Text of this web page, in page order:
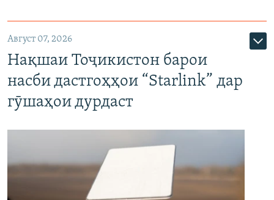
Август 07, 2026
Нақшаи Тоҷикистон барои
насби дастгоҳҳои “Starlink” дар
гӯшаҳои дурдаст